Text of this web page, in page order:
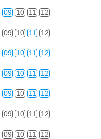
09 10 11 12
09 10 11 12
09 10 11 12
09 10 11 12
09 10 11 12
09 10 11 12
09 10 11 12